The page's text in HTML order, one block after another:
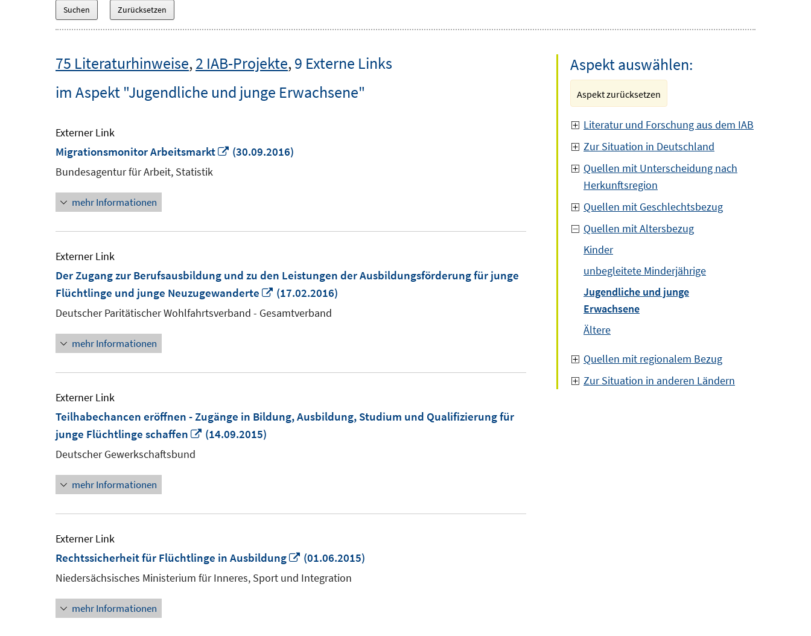
75 Literaturhinweise,2 IAB-Projekte,9 Externe Links
im Aspekt "Jugendliche und junge Erwachsene"
Externer Link
Migrationsmonitor Arbeitsmarkt
In
(30.09.2016)
Bundesagentur für Arbeit, Statistik
mehr Informationen
Externer Link
Der Zugang zur Berufsausbildung und zu den Leistungen der Ausbildungsförderung für junge
Flüchtlinge und junge Neuzugewanderte
In
neuem
(17.02.2016)
Deutscher Paritätischer Wohlfahrtsverband - Gesamtverband
mehr Informationen
Externer Link
Teilhabechancen eröffnen - Zugänge in Bildung, Ausbildung, Studium und Qualifizierung für
junge Flüchtlinge schaffen
In
(14.09.2015)
Deutscher Gewerkschaftsbund
mehr Informationen
Externer Link
Rechtssicherheit für Flüchtlinge in Ausbildung
In
neuem
(01.06.2015)
Niedersächsisches Ministerium für Inneres, Sport und Integration
mehr Informationen
Aspekt auswählen:
Aspekt zurücksetzen
Literatur und Forschung aus dem IAB
Zur Situation in Deutschland
Quellen mit Unterscheidung nach
Herkunftsregion
Quellen mit Geschlechtsbezug
Quellen mit Altersbezug
Kinder
unbegleitete Minderjährige
Jugendliche und junge
Erwachsene
Ältere
Quellen mit regionalem Bezug
Zur Situation in anderen Ländern